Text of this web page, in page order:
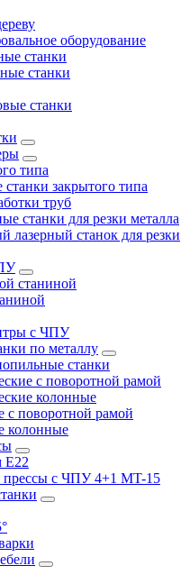
оборудование
станки
станки
станки
типа
закрытого типа
труб
станки для резки металла
лазерный станок для резки
станиной
с ЧПУ
по металлу
станки
с поворотной рамой
колонные
с поворотной рамой
колонные
E22
прессы с ЧПУ 4+1 MT-15